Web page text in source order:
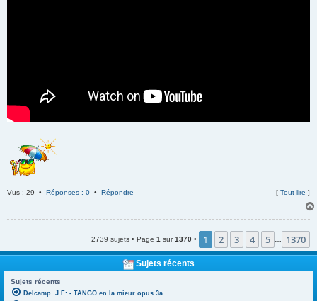
Vus : 29 • Réponses : 0 • Répondre [ Tout lire ]
2739 sujets • Page 1 sur1370 • 1 2 3 4 5 1370
Sujets récents
Sujets récents
Delcamp. J.F: - TANGO en la mieur opus 3a